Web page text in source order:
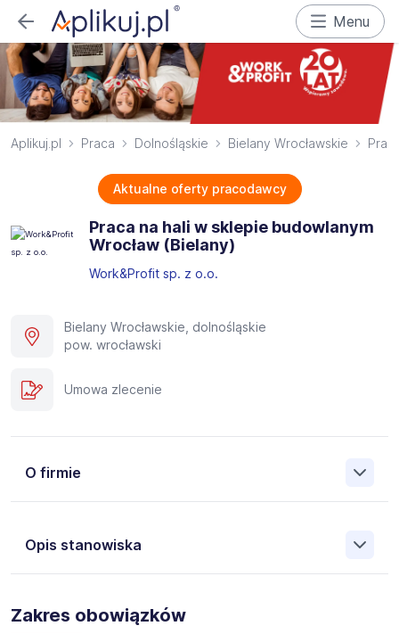
Menu
Aplikuj.pl Praca Dolnośląskie Bielany Wrocławskie
Aktualne oferty pracodawcy
Praca na hali w sklepie budowlanym
Wrocław (Bielany)
Work&Profit sp. z o.o.
Bielany Wrocławskie, dolnośląskie
pow. wrocławski
Umowa zlecenie
O firmie
Opis stanowiska
Pośrednictwa Pracy i Doradztwa Personalnego Work &
Profit jest obecnie jedną z największych niezależnych
Zakres obowiązków